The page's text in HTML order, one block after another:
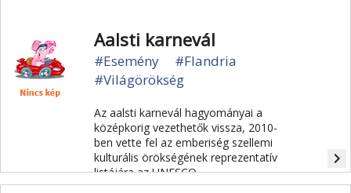
Aalsti karnevál
#Esemény
#Flandria
#Világörökség
Az aalsti karnevál hagyományai a
középkorig vezethetők vissza, 2010-
ben vette fel az emberiség szellemi
kulturális örökségének reprezentatív
listájára az UNESCO.
navigate_next